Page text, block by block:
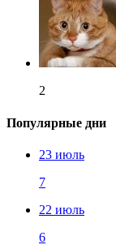
2
Популярные дни
23 июль
7
22 июль
6